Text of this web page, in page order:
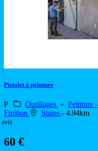
Pistolet à peinture
P Outillages » Peinture -
Finition
Stains - 4.94km
avis
60 €